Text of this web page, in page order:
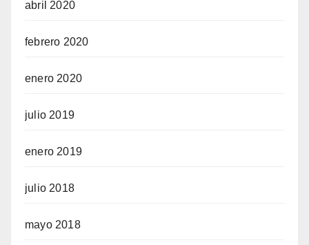
abril 2020
febrero 2020
enero 2020
julio 2019
enero 2019
julio 2018
mayo 2018